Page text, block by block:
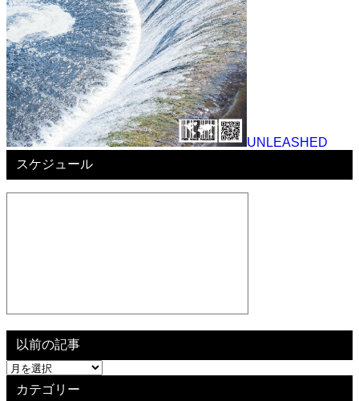
UNLEASHED
スケジュール
以前の記事
以
カテゴリー